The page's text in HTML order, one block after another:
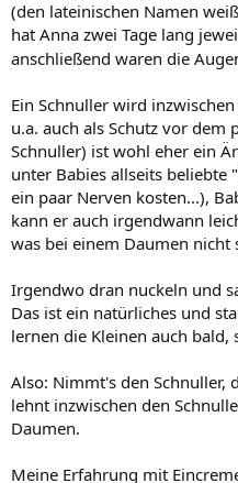
(den lateinischen Namen
hat Anna zwei Tage lang
anschließend waren die
Ein Schnuller wird
u.a. auch als Schutz vor dem
Schnuller) ist wohl eher ein
unter Babies allseits beliebte
ein paar Nerven kosten...),
kann er auch irgendwann
was bei einem Daumen nicht
Irgendwo dran nuckeln und
Das ist ein natürliches und
lernen die Kleinen auch bald,
Also: Nimmt's den Schnuller,
lehnt inzwischen den
Daumen.
Meine Erfahrung mit